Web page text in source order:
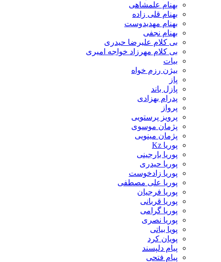
بهنام علمشاهی
بهنام قلی زاده
بهنام مهدیدوست
بهنام نجفی
بی کلام علیرضا حیدری
بی کلام مهرزاد خواجه امیری
بیات
بیژن رزم خواه
پاز
پازل باند
پدرام بهزادی
پرواز
پرویز پرستویی
پژمان موسوی
پژمان مینویی
پوریا Kz
پوریا بارجینی
پوریا حیدری
پوریا زادخوست
پوریا علی مصطفی
پوریا فرجیان
پوریا قربانی
پوریا گرامی
پوریا نصری
پویا بیاتی
پویان کرد
پیام دلپسند
پیام فتحی